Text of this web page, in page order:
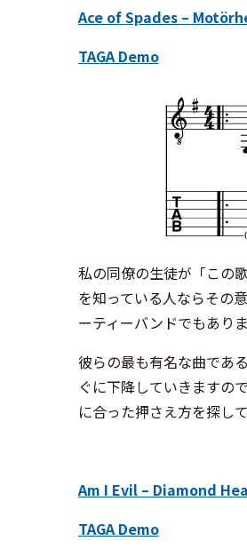
Ace of Spades –
TAGA Demo
私の同僚の生徒が「この
を知っている人ならその
ーティーバンドでもありま
彼らの最も有名な曲であ
ぐに下降していきますの
に合った押さえ方を探し
Am I Evil – Diamond
TAGA Demo